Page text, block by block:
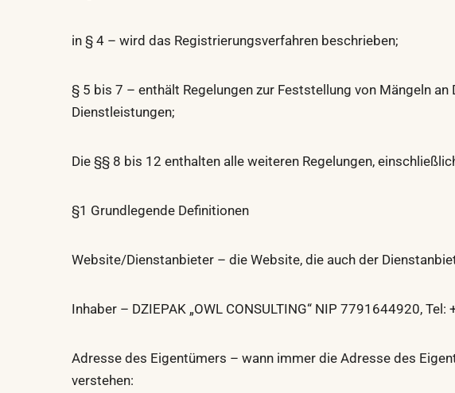
in § 4 – wird das Registrierungsverfahren beschrieben;
§ 5 bis 7 – enthält Regelungen zur Feststellung von Mängeln
Dienstleistungen;
Die §§ 8 bis 12 enthalten alle weiteren Regelungen,
§1 Grundlegende Definitionen
Website/Dienstanbieter – die Website, die auch der
Inhaber – DZIEPAK „OWL CONSULTING“ NIP 7791644920,
Adresse des Eigentümers – wann immer die Adresse des
verstehen: